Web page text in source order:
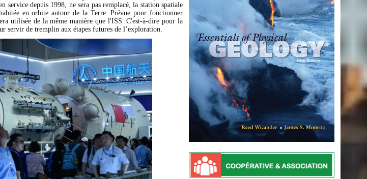
service depuis 1998, ne sera pas remplacé, la station spatiale
en orbite autour de la Terre. Prévue pour fonctionner
utilisée de la même manière que l'ISS. C'est-à-dire pour la
servir de tremplin aux étapes futures de l’exploration.